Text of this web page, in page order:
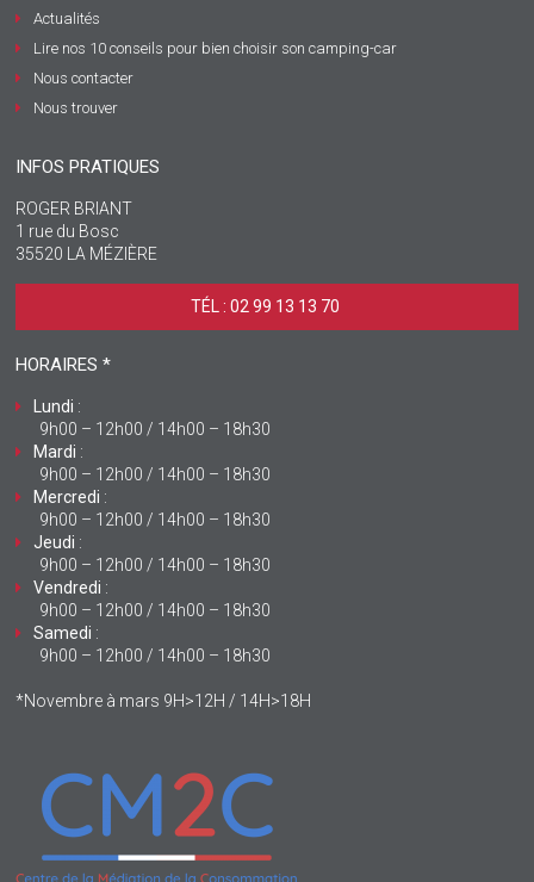
Actualités
Lire nos 10 conseils pour bien choisir son camping-car
Nous contacter
Nous trouver
INFOS PRATIQUES
ROGER BRIANT
1 rue du Bosc
35520 LA MÉZIÈRE
TÉL : 02 99 13 13 70 ‎
HORAIRES *
Lundi :
9h00 – 12h00 / 14h00 – 18h30
Mardi :
9h00 – 12h00 / 14h00 – 18h30
Mercredi :
9h00 – 12h00 / 14h00 – 18h30
Jeudi :
9h00 – 12h00 / 14h00 – 18h30
Vendredi :
9h00 – 12h00 / 14h00 – 18h30
Samedi :
9h00 – 12h00 / 14h00 – 18h30
*Novembre à mars 9H>12H / 14H>18H